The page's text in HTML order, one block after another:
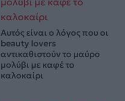
Αυτός είναι ο λόγος που οι
beauty lovers
αντικαθιστούν το μαύρο
μολύβι με καφέ το
καλοκαίρι